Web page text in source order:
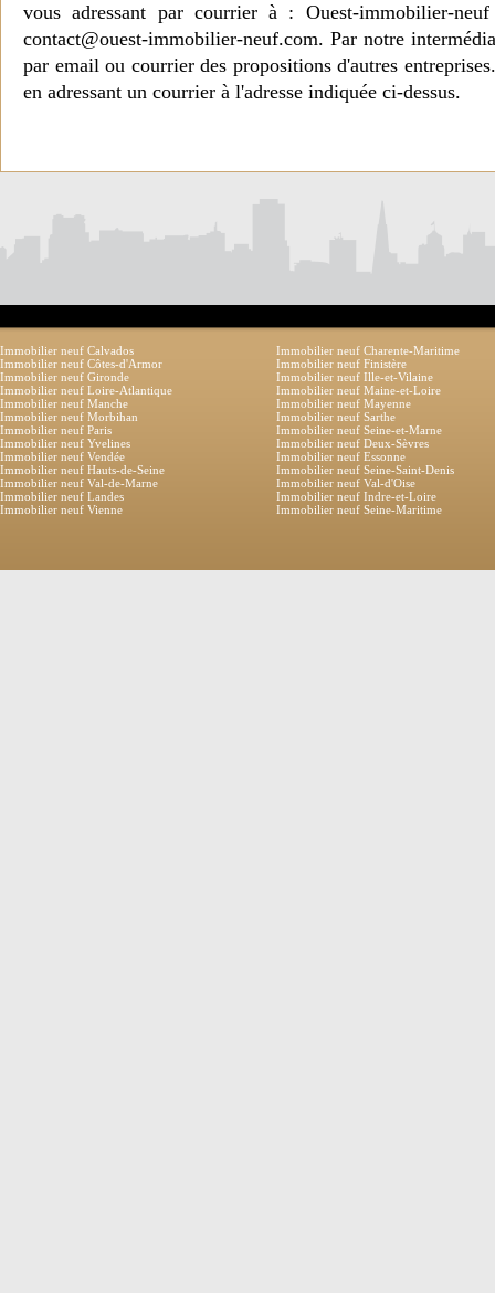
vous adressant par courrier à : Ouest-immobilier-
contact@ouest-immobilier-neuf.com. Par notre
par email ou courrier des propositions d'autres
en adressant un courrier à l'adresse indiquée ci-dessus.
Immobilier neuf Calvados
Immobilier neuf Charente-Maritime
Immobilier neuf Côtes-d'Armor
Immobilier neuf Finistère
Immobilier neuf Gironde
Immobilier neuf Ille-et-Vilaine
Immobilier neuf Loire-Atlantique
Immobilier neuf Maine-et-Loire
Immobilier neuf Manche
Immobilier neuf Mayenne
Immobilier neuf Morbihan
Immobilier neuf Sarthe
Immobilier neuf Paris
Immobilier neuf Seine-et-Marne
Immobilier neuf Yvelines
Immobilier neuf Deux-Sèvres
Immobilier neuf Vendée
Immobilier neuf Essonne
Immobilier neuf Hauts-de-Seine
Immobilier neuf Seine-Saint-Denis
Immobilier neuf Val-de-Marne
Immobilier neuf Val-d'Oise
Immobilier neuf Landes
Immobilier neuf Indre-et-Loire
Immobilier neuf Vienne
Immobilier neuf Seine-Maritime